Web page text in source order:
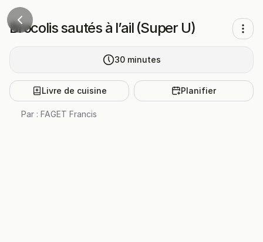
Brocolis sautés à l’ail (Super U)
30 minutes
Livre de cuisine Planifier
Par : FAGET Francis